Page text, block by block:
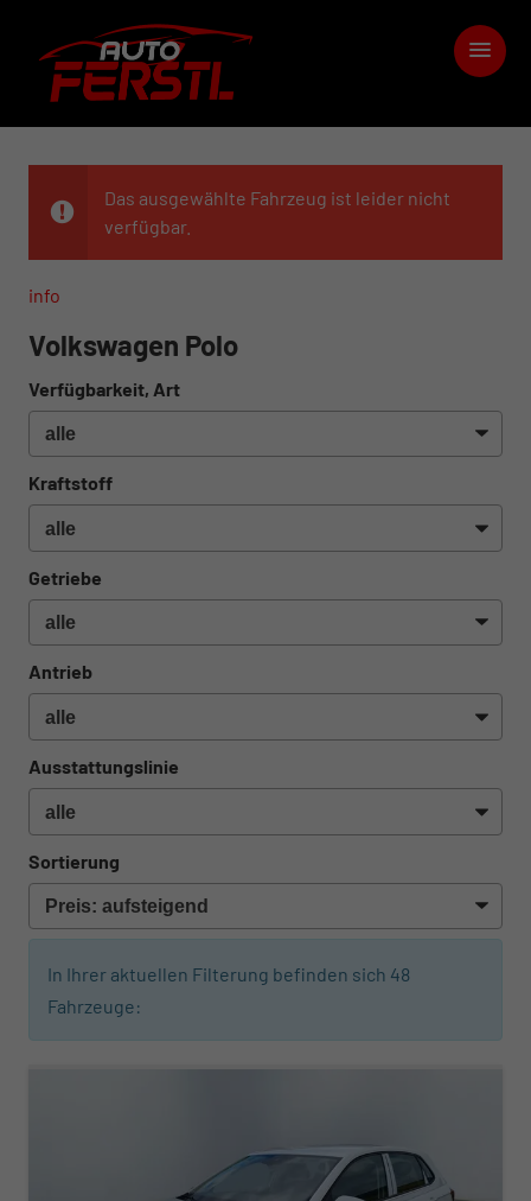
Das ausgewählte Fahrzeug ist leider nicht
verfügbar.
info
Volkswagen Polo
Verfügbarkeit, Art
Kraftstoff
Getriebe
Antrieb
Ausstattungslinie
Sortierung
In Ihrer aktuellen Filterung befinden sich 48
Fahrzeuge: